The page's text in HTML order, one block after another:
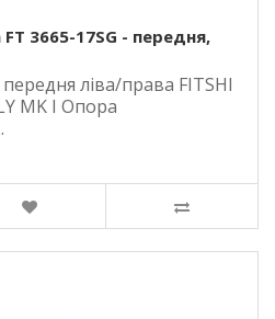
3665-17SG - передня,
ліва/права FITSHI
MK I Опора